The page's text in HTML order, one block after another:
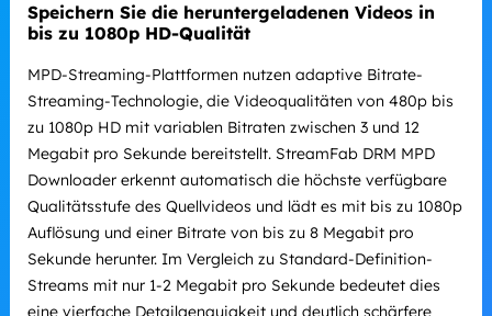
Speichern Sie die heruntergeladenen Videos in
bis zu 1080p HD-Qualität
MPD-Streaming-Plattformen nutzen adaptive Bitrate-
Streaming-Technologie, die Videoqualitäten von 480p bis
zu 1080p HD mit variablen Bitraten zwischen 3 und 12
Megabit pro Sekunde bereitstellt. StreamFab DRM MPD
Downloader erkennt automatisch die höchste verfügbare
Qualitätsstufe des Quellvideos und lädt es mit bis zu 1080p
Auflösung und einer Bitrate von bis zu 8 Megabit pro
Sekunde herunter. Im Vergleich zu Standard-Definition-
Streams mit nur 1-2 Megabit pro Sekunde bedeutet dies